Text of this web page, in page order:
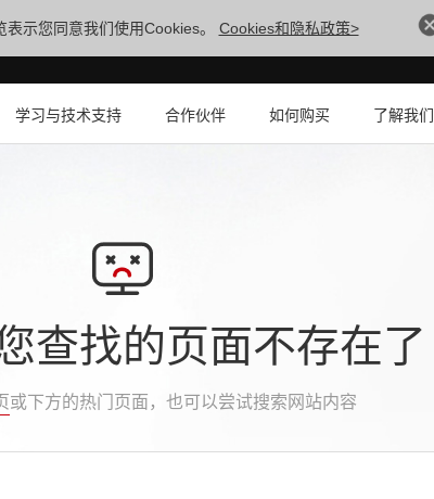
示您同意我们使用Cookies。 Cookies和隐私政策>
学习与技术支持 合作伙伴 如何购买 了解我们
查找的页面不存在了
或下方的热门页面，也可以尝试搜索网站内容